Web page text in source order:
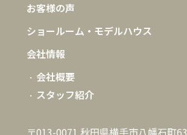
お客様の声
ショールーム・モデルハウス
会社情報
会社概要
スタッフ紹介
〒013-0071 秋田県横手市八幡石町63